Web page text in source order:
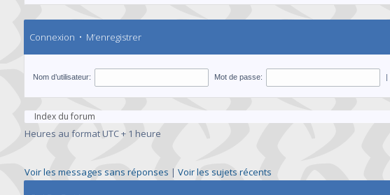
Connexion • M’enregistrer
Nom d’utilisateur: Mot de passe: |
Index du forum
Heures au format UTC + 1 heure
Voir les messages sans réponses | Voir les sujets récents